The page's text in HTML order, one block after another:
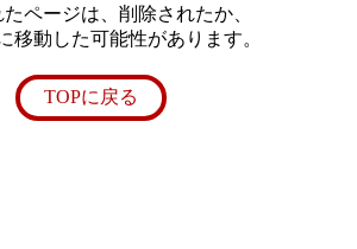
ページは、削除されたか、
移動した可能性があります。
TOPに戻る